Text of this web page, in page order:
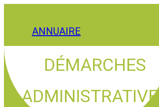
ANNUAIRE
DÉMARCHES
ADMINISTRATIVES